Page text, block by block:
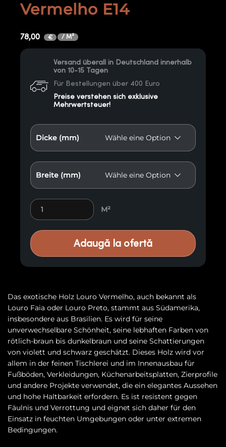
Vermelho E14
78,00 € / M²
Versand überall in Deutschland innerhalb
von 10-15 Tagen
Für Bestellungen über 400 Euro
Preise verstehen sich exklusive
Mehrwertsteuer!
Dicke (mm)
Breite (mm)
Exotisches Holz Louro Vermelho E14 Menge
M²
Adaugă la ofertă
Das exotische Holz Louro Vermelho, auch bekannt als
Louro Faia oder Louro Preto, stammt aus Südamerika,
insbesondere aus Brasilien. Es wird für seine
unverwechselbare Schönheit, seine lebhaften Farben von
rötlich-braun bis dunkelbraun und seine Schattierungen
von violett und schwarz geschätzt. Dieses Holz wird vor
allem in der feinen Tischlerei und im Innenausbau für
Fußböden, Verkleidungen, Küchenarbeitsplatten, Zierprofile
und andere Projekte verwendet, die ein elegantes Aussehen
und hohe Haltbarkeit erfordern. Es ist resistent gegen
Fäulnis und Verrottung und eignet sich daher für den
Einsatz in feuchten Umgebungen oder unter extremen
Bedingungen.